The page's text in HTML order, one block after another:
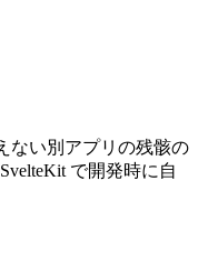
ない別アプリの残骸の
で開発時に自